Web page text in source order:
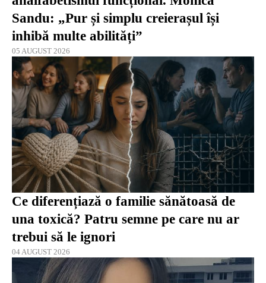
Sandu: „Pur și simplu creierașul își
inhibă multe abilități”
05 AUGUST 2026
Ce diferențiază o familie sănătoasă de
una toxică? Patru semne pe care nu ar
trebui să le ignori
04 AUGUST 2026